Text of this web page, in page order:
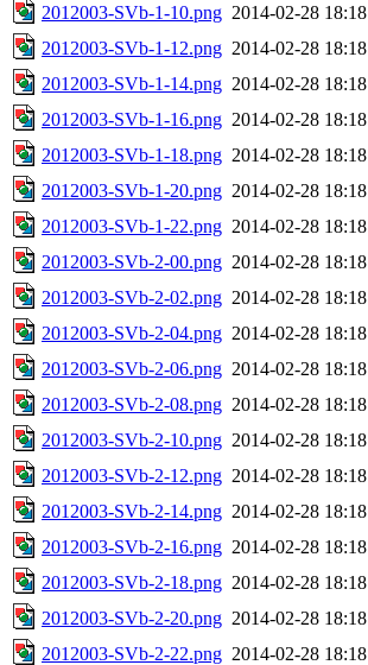
2012003-SVb-1-10.png 2014-02-28 18:18
2012003-SVb-1-12.png 2014-02-28 18:18
2012003-SVb-1-14.png 2014-02-28 18:18
2012003-SVb-1-16.png 2014-02-28 18:18
2012003-SVb-1-18.png 2014-02-28 18:18
2012003-SVb-1-20.png 2014-02-28 18:18
2012003-SVb-1-22.png 2014-02-28 18:18
2012003-SVb-2-00.png 2014-02-28 18:18
2012003-SVb-2-02.png 2014-02-28 18:18
2012003-SVb-2-04.png 2014-02-28 18:18
2012003-SVb-2-06.png 2014-02-28 18:18
2012003-SVb-2-08.png 2014-02-28 18:18
2012003-SVb-2-10.png 2014-02-28 18:18
2012003-SVb-2-12.png 2014-02-28 18:18
2012003-SVb-2-14.png 2014-02-28 18:18
2012003-SVb-2-16.png 2014-02-28 18:18
2012003-SVb-2-18.png 2014-02-28 18:18
2012003-SVb-2-20.png 2014-02-28 18:18
2012003-SVb-2-22.png 2014-02-28 18:18